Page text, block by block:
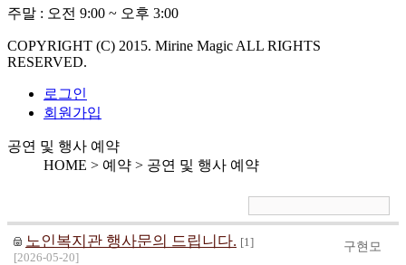
주말 : 오전 9:00 ~ 오후 3:00
COPYRIGHT (C) 2015. Mirine Magic ALL RIGHTS
RESERVED.
로그인
회원가입
공연 및 행사 예약
HOME > 예약 > 공연 및 행사 예약
노인복지관 행사문의 드립니다. [1]
[2026-05-20]
구현모